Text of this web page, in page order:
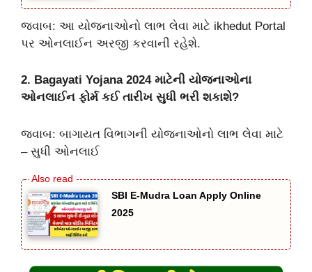
જવાબ: આ યોજનાઓનો લાભ લેવા માટે ikhedut Portal
પર ઓનલાઈન અરજી કરવાની રહેશે.
2. Bagayati Yojana 2024 માટેની યોજનાઓના
ઓનલાઈન ફોર્મ કઈ તારીખ સુધી ભરી શકાશે?
જવાબ: બાગાયત વિભાગની યોજનાઓનો લાભ લેવા માટે
– સુધી ઓનલાઈ
SBI E-Mudra Loan Apply Online
2025